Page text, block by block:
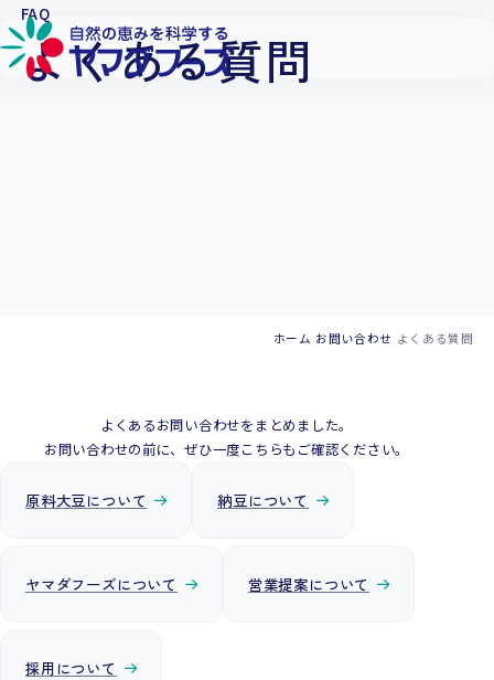
本文へ移動
FAQ
よくある質問
ホーム お問い合わせ よくある質問
よくあるお問い合わせをまとめました。
お問い合わせの前に、ぜひ一度こちらもご確認ください。
原料大豆について 納豆について
ヤマダフーズについて 営業提案について
採用について